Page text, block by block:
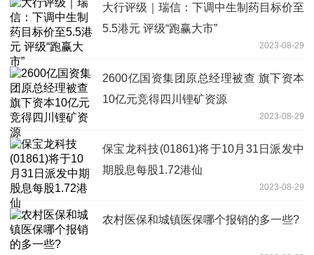
大行评级｜瑞信：下调中生制药目标价至
5.5港元 评级“跑赢大市”
2023-08-29
2600亿国资集团原总经理被查 旗下资本
10亿元竞得四川锂矿资源
2023-08-29
保宝龙科技(01861)将于10月31日派发中
期股息每股1.72港仙
2023-08-29
农村医保和城镇医保哪个报销的多一些?